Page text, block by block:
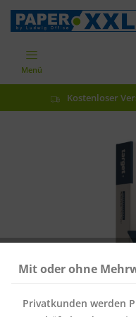
Kostenloser
Menü
Mit oder ohne
Privatkunden werden